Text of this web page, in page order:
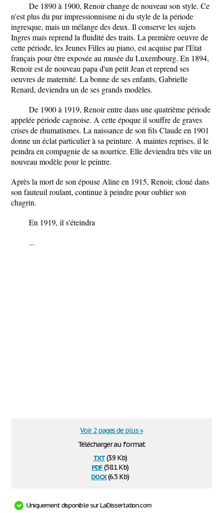
De 1890 à 1900, Renoir change de nouveau son style. Ce
n'est plus du pur impressionnisme ni du style de la période
ingresque, mais un mélange des deux. Il conserve les sujets
Ingres mais reprend la fluidité des traits. La première oeuvre de
cette période, les Jeunes Filles au piano, est acquise par l'Etat
français pour être exposée au musée du Luxembourg. En 1894,
Renoir est de nouveau papa d'un petit Jean et reprend ses
oeuvres de maternité. La bonne de ses enfants, Gabrielle
Renard, deviendra un de ses grands modèles.
De 1900 à 1919, Renoir entre dans une quatrième période
appelée période cagnoise. A cette époque il souffre de graves
crises de rhumatismes. La naissance de son fils Claude en 1901
donne un éclat particulier à sa peinture. A maintes reprises, il le
peindra en compagnie de sa nourrice. Elle deviendra très vite un
nouveau modèle pour le peintre.
Après la mort de son épouse Aline en 1915, Renoir, cloué dans
son fauteuil roulant, continue à peindre pour oublier son
chagrin.
En 1919, il s'éteindra
...
Télécharger au format
txt(3.9 Kb)
pdf(58.1 Kb)
docx(6.5 Kb)
Voir 2 pages de plus »
Uniquement disponible sur LaDissertation.com